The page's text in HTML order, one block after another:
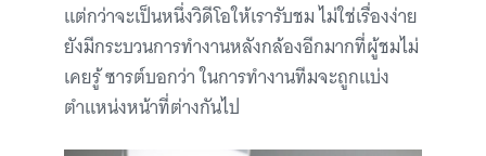
แต่กว่าจะเป็นหนึ่งวิดีโอให้เรารับชม ไม่ใช่เรื่องง่าย
ยังมีกระบวนการทำงานหลังกล้องอีกมากที่ผู้ชมไม่
เคยรู้ ซารต์บอกว่า ในการทำงานทีมจะถูกแบ่ง
ตำแหน่งหน้าที่ต่างกันไป